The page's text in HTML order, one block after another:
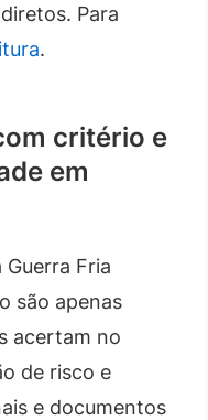
Para
.
critério e
em
Fria
são apenas
acertam no
de risco e
e documentos